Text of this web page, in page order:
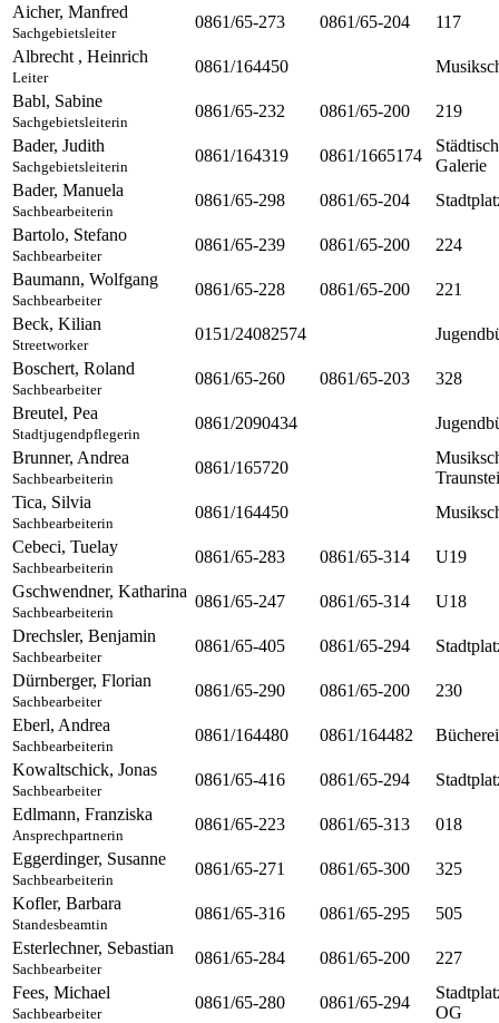
Aicher, Manfred
Sachgebietsleiter
0861/65-273 0861/65-204
117
Albrecht , Heinrich
Leiter
0861/164450
Babl, Sabine
Sachgebietsleiterin
0861/65-232 0861/65-200
219
Bader, Judith
Sachgebietsleiterin
0861/164319 0861/1665174
Galerie
Bader, Manuela
Sachbearbeiterin
0861/65-298 0861/65-204
Bartolo, Stefano
Sachbearbeiter
0861/65-239 0861/65-200
224
Baumann, Wolfgang
Sachbearbeiter
0861/65-228 0861/65-200
221
Beck, Kilian
Streetworker
0151/24082574
Boschert, Roland
Sachbearbeiter
0861/65-260 0861/65-203
328
Breutel, Pea
Stadtjugendpflegerin
0861/2090434
Brunner, Andrea
Sachbearbeiterin
0861/165720
Tica, Silvia
Sachbearbeiterin
0861/164450
Cebeci, Tuelay
Sachbearbeiterin
0861/65-283 0861/65-314
U19
Gschwendner, Katharina
Sachbearbeiterin
0861/65-247 0861/65-314
U18
Drechsler, Benjamin
Sachbearbeiter
0861/65-405 0861/65-294
Dürnberger, Florian
Sachbearbeiter
0861/65-290 0861/65-200
230
Eberl, Andrea
Sachbearbeiterin
0861/164480 0861/164482
Bücherei
Kowaltschick, Jonas
Sachbearbeiter
0861/65-416 0861/65-294
Edlmann, Franziska
Ansprechpartnerin
0861/65-223 0861/65-313
018
Eggerdinger, Susanne
Sachbearbeiterin
0861/65-271 0861/65-300
325
Kofler, Barbara
Standesbeamtin
0861/65-316 0861/65-295
505
Esterlechner, Sebastian
Sachbearbeiter
0861/65-284 0861/65-200
227
Fees, Michael
Sachbearbeiter
0861/65-280 0861/65-294
OG